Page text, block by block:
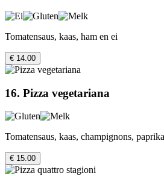
Tomatensaus, kaas, ham en ei
€ 14.00
16. Pizza vegetariana
Tomatensaus, kaas, champignons,
€ 15.00